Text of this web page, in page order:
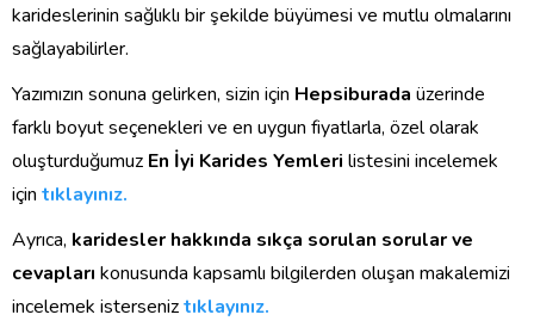
karideslerinin sağlıklı bir şekilde büyümesi ve mutlu olmalarını
sağlayabilirler.
Yazımızın sonuna gelirken, sizin için Hepsiburada üzerinde
farklı boyut seçenekleri ve en uygun fiyatlarla, özel olarak
oluşturduğumuz En İyi Karides Yemleri listesini incelemek
için tıklayınız.
Ayrıca, karidesler hakkında sıkça sorulan sorular ve
cevapları konusunda kapsamlı bilgilerden oluşan makalemizi
incelemek isterseniztıklayınız.